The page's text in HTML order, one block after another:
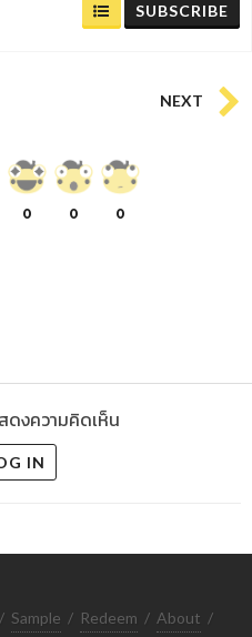
SUBSCRIBE
NEXT
0 0 0
ดงความคิดเห็น
IN
/ Sample / Redeem / About /